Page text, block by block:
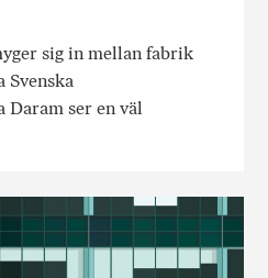
sig in mellan fabrik
Svenska
Daram ser en väl